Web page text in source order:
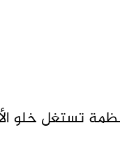
تستغل خلو